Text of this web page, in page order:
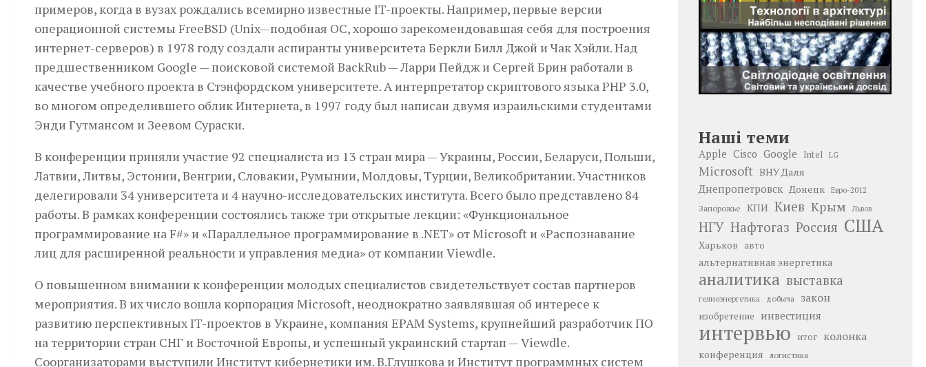
примеров, когда в вузах рождались всемирно известные IT-проекты. Например, первые версии
операционной системы FreeBSD (Unix—подобная ОС, хорошо зарекомендовавшая себя для построения
интернет-серверов) в 1978 году создали аспиранты университета Беркли Билл Джой и Чак Хэйли. Над
предшественником Google — поисковой системой BackRub — Ларри Пейдж и Сергей Брин работали в
качестве учебного проекта в Стэнфордском университете. А интерпретатор скриптового языка PHP 3.0,
во многом определившего облик Интернета, в 1997 году был написан двумя израильскими студентами
Энди Гутмансом и Зеевом Сураски.
В конференции приняли участие 92 специалиста из 13 стран мира — Украины, России, Беларуси, Польши,
Латвии, Литвы, Эстонии, Венгрии, Словакии, Румынии, Молдовы, Турции, Великобритании. Участников
делегировали 34 университета и 4 научно-исследовательских института. Всего было представлено 84
работы. В рамках конференции состоялись также три открытые лекции: «Функциональное
программирование на F#» и «Параллельное программирование в .NET» от Microsoft и «Распознавание
лиц для расширенной реальности и управления медиа» от компании Viewdle.
О повышенном внимании к конференции молодых специалистов свидетельствует состав партнеров
мероприятия. В их число вошла корпорация Microsoft, неоднократно заявлявшая об интересе к
развитию перспективных IT-проектов в Украине, компания EPAM Systems, крупнейший разработчик ПО
на территории стран СНГ и Восточной Европы, и успешный украинский стартап — Viewdle.
Соорганизаторами выступили Институт кибернетики им. В.Глушкова и Институт программных систем
Наші теми
Apple Cisco Google Intel LG
Microsoft ВНУ Даля
Днепропетровск Донецк Евро-2012
Запорожье КПИ Киев Крым Львов
НГУ Нафтогаз Россия США
Харьков авто
альтернативная энергетика
аналитика выставка
гелиоэнергетика добыча закон
изобретение инвестиция
интервью итог колонка
конференция логистика